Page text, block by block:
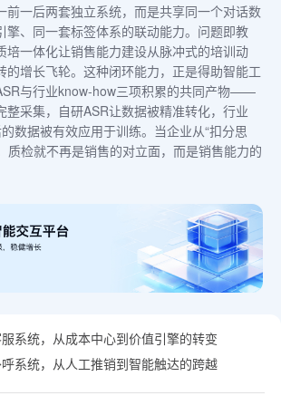
前一后两套独立系统，而是共享同一个对话数
擎、同一套标签体系的联动能力。问题即教
培一体化让销售能力建设从脉冲式的培训动
的增长飞轮。这种闭环能力，正是得助智能工
与行业know-how三项积累的共同产物——
整采集，自研ASR让数据被精准转化，行业
数据被有效应用于训练。当企业从“扣分思
质检就不再是销售的对立面，而是销售能力的
系统，从成本中心到价值引擎的转变
系统，从人工推销到智能触达的跨越